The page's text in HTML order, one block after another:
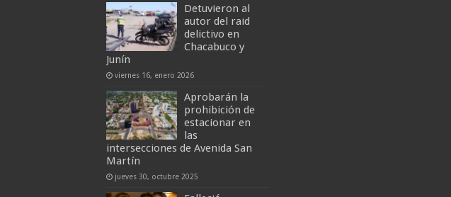
Detuvieron al
autor del raid
delictivo en
Chacabuco y
Junín
viernes 16, enero 2026
Aprobarán la
prohibición de
estacionar en
las
intersecciones de Avenida San
Martín
jueves 30, octubre 2025